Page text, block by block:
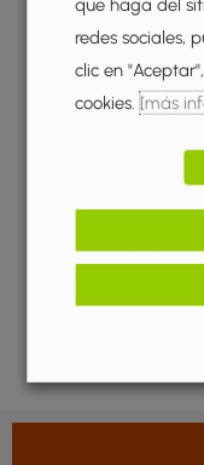
Fidelidad para la
Toma de
Making, DDDM).
apartado propio en
intervención y los
Todo el contenido
varios casos clínicos
redes sociales,
clic en
cookies.[más